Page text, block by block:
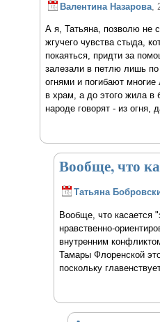
Валентина Назарова,
А я, Татьяна, позволю не
жгучего чувства стыда,
покаяться, придти за
залезали в петлю лишь
огнями и погибают
в храм, а до этого жила в
народе говорят - из
Вообще, что
Татьяна
Вообще, что касается
нравственно-
внутренним
Тамары Флоренской
поскольку